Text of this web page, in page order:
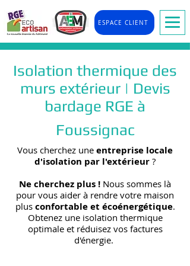
ESPACE CLIENT
Isolation thermique des
murs extérieur | Devis
bardage RGE à
Foussignac
Vous cherchez une entreprise locale
d'isolation par l'extérieur ?
Ne cherchez plus ! Nous sommes là
pour vous aider à rendre votre maison
plus confortable et écoénergétique.
Obtenez une isolation thermique
optimale et réduisez vos factures
d'énergie.